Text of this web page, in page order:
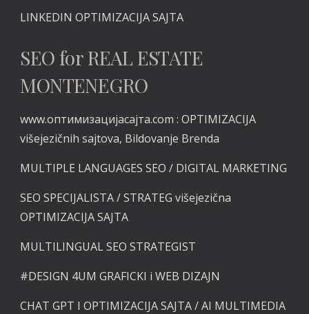
LINKEDINOPTIMIZACIJA SAJTA
SEO for REAL ESTATE
MONTENEGRO
www.оптимизацијасајта.com :OPTIMIZACIJA
višejezičnih sajtova, Bildovanje Brenda
MULTIPLE LANGUAGES SEO / DIGITAL MARKETING
SEO SPECIJALISTA / STRATEG višejezična
OPTIMIZACIJA SAJTA
MULTILINGUAL SEO STRATEGIST
#DESIGN 4UM GRAFICKI iWEB DIZAJN
CHAT GPT I OPTIMIZACIJA SAJTA / AI MULTIMEDIA